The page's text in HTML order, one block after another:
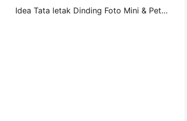
Idea Tata letak Dinding Foto Mini & Petua untuk Hiasan Bilik Tidur dan Asrama